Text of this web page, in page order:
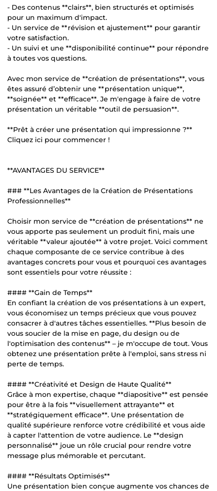
- Des contenus **clairs**, bien structurés et optimisés
pour un maximum d'impact.
- Un service de **révision et ajustement** pour garantir
votre satisfaction.
- Un suivi et une **disponibilité continue** pour répondre
à toutes vos questions.
Avec mon service de **création de présentations**, vous
êtes assuré d’obtenir une **présentation unique**,
**soignée** et **efficace**. Je m'engage à faire de votre
présentation un véritable **outil de persuasion**.
**Prêt à créer une présentation qui impressionne ?**
Cliquez ici pour commencer !
**AVANTAGES DU SERVICE**
### **Les Avantages de la Création de Présentations
Professionnelles**
Choisir mon service de **création de présentations** ne
vous apporte pas seulement un produit fini, mais une
véritable **valeur ajoutée** à votre projet. Voici comment
chaque composante de ce service contribue à des
avantages concrets pour vous et pourquoi ces avantages
sont essentiels pour votre réussite :
#### **Gain de Temps**
En confiant la création de vos présentations à un expert,
vous économisez un temps précieux que vous pouvez
consacrer à d'autres tâches essentielles. **Plus besoin de
vous soucier de la mise en page, du design ou de
l'optimisation des contenus** – je m'occupe de tout. Vous
obtenez une présentation prête à l'emploi, sans stress ni
perte de temps.
#### **Créativité et Design de Haute Qualité**
Grâce à mon expertise, chaque **diapositive** est pensée
pour être à la fois **visuellement attrayante** et
**stratégiquement efficace**. Une présentation de
qualité supérieure renforce votre crédibilité et vous aide
à capter l'attention de votre audience. Le **design
personnalisé** joue un rôle crucial pour rendre votre
message plus mémorable et percutant.
#### **Résultats Optimisés**
Une présentation bien conçue augmente vos chances de